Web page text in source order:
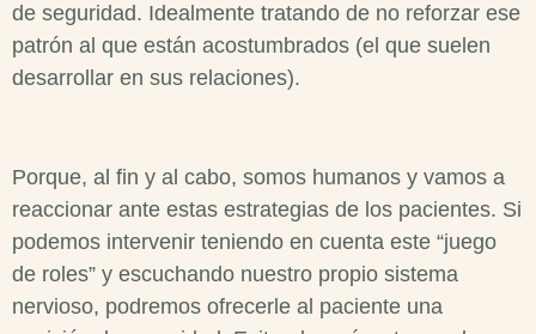
de seguridad. Idealmente tratando de no reforzar ese
patrón al que están acostumbrados (el que suelen
desarrollar en sus relaciones).
Porque, al fin y al cabo, somos humanos y vamos a
reaccionar ante estas estrategias de los pacientes. Si
podemos intervenir teniendo en cuenta este “juego
de roles” y escuchando nuestro propio sistema
nervioso, podremos ofrecerle al paciente una